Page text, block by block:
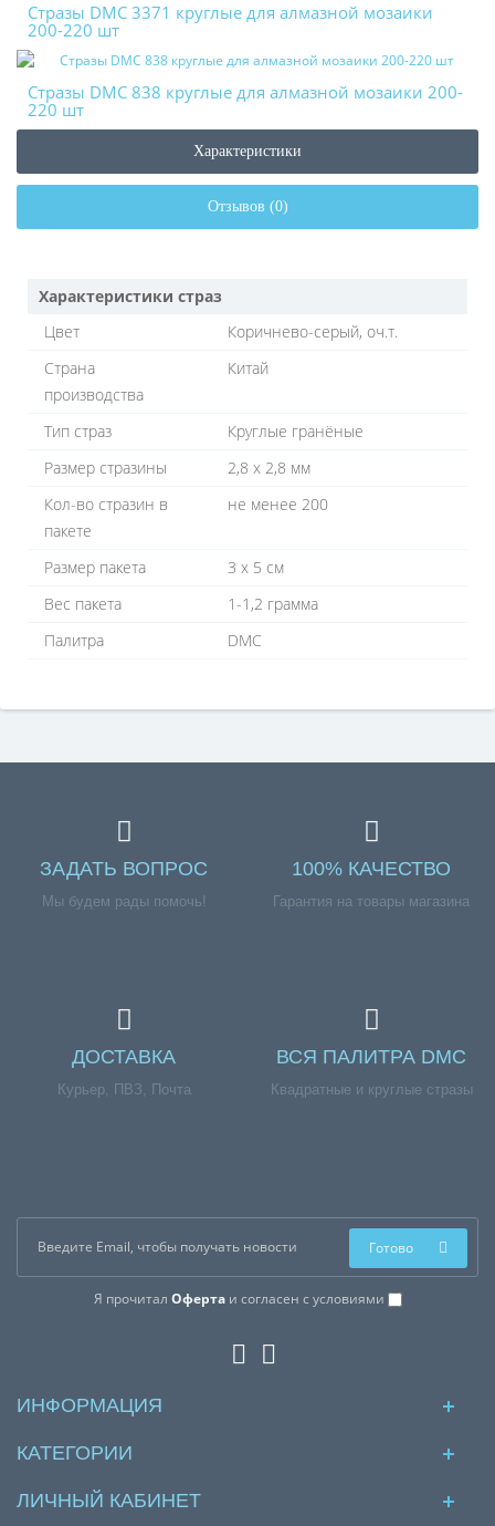
Стразы DMC 3371 круглые для алмазной мозаики
200-220 шт
Стразы DMC 838 круглые для алмазной мозаики 200-
220 шт
Характеристики
Отзывов (0)
Характеристики страз
Цвет
Коричнево-серый, оч.т.
Страна
производства
Китай
Тип страз
Круглые гранёные
Размер стразины
2,8 х 2,8 мм
Кол-во стразин в
пакете
не менее 200
Размер пакета
3 х 5 см
Вес пакета
1-1,2 грамма
Палитра
DMC
ЗАДАТЬ ВОПРОС
Мы будем рады помочь!
100% КАЧЕСТВО
Гарантия на товары магазина
ДОСТАВКА
Курьер, ПВЗ, Почта
ВСЯ ПАЛИТРА DMC
Квадратные и круглые стразы
Я прочитал Офертаи согласен с условиями
Готово
ИНФОРМАЦИЯ
КАТЕГОРИИ
ЛИЧНЫЙ КАБИНЕТ